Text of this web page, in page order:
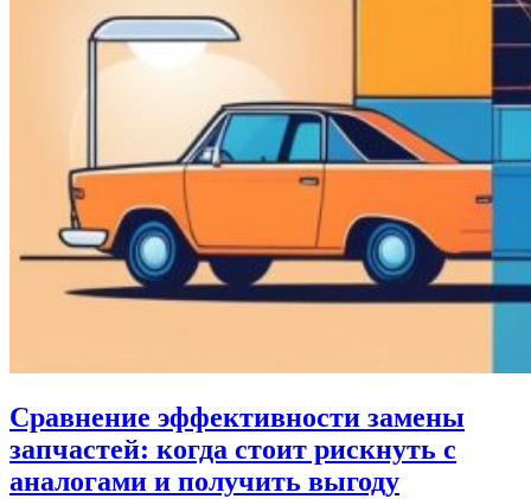
Сравнение эффективности замены
запчастей: когда стоит рискнуть с
аналогами и получить выгоду